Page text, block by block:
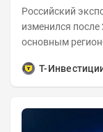
Российский
изменился
основным
Т-